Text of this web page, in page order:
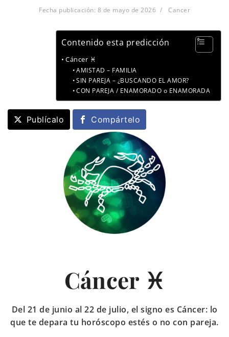
Fecha publicación: 8 de mayo de 2026 Cancer
Contenido esta predicción
Cáncer ♓
AMISTAD – FAMILIA
SIN PAREJA – ¿BUSCANDO EL AMOR?
CON PAREJA / ENAMORADO o ENAMORADA
Publícalo Compártelo
Cáncer ♓
Del 21 de junio al 22 de julio, el signo es Cáncer: lo
que te depara tu horóscopo estés o no con pareja.